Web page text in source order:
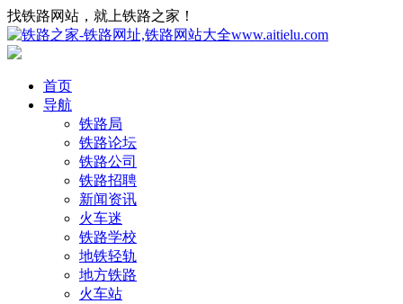
找铁路网站，就上铁路之家！
首页
导航
铁路局
铁路论坛
铁路公司
铁路招聘
新闻资讯
火车迷
铁路学校
地铁轻轨
地方铁路
火车站